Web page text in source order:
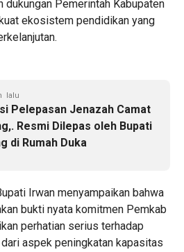
Pemerintah Kabupaten
ekosistem pendidikan yang
lalu
Pelepasan Jenazah Camat
Resmi Dilepas oleh Bupati
di Rumah Duka
Irwan menyampaikan bahwa
bukti nyata komitmen Pemkab
perhatian serius terhadap
aspek peningkatan kapasitas